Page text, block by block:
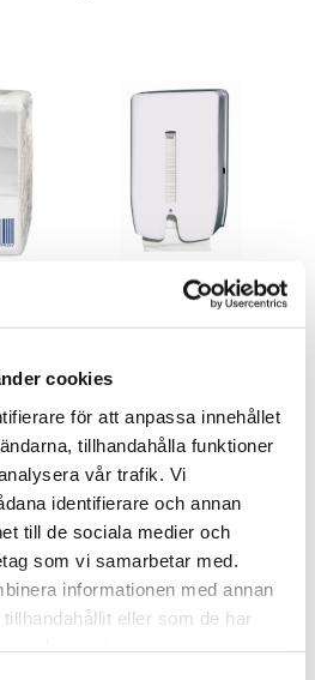
cookies
för att anpassa innehållet
tillhandahålla funktioner
vår trafik. Vi
identifierare och annan
till de sociala medier och
som vi samarbetar med.
informationen med annan
eller som de har
Tork Dispender Hand Towel